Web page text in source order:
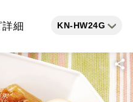
細 KN-HW24G